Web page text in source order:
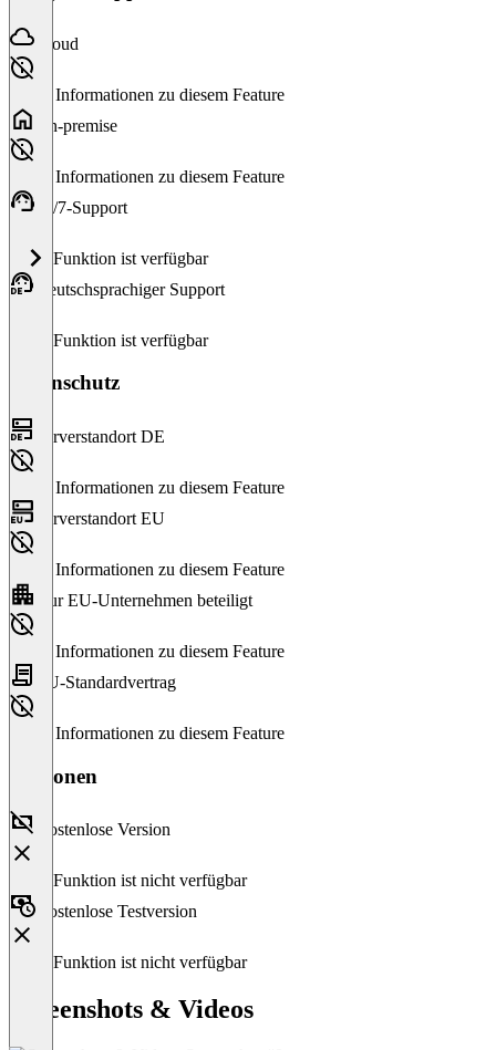
Cloud
Keine Informationen zu diesem Feature
On-premise
Keine Informationen zu diesem Feature
24/7-Support
Diese Funktion ist verfügbar
Deutschsprachiger Support
Diese Funktion ist verfügbar
Datenschutz
Serverstandort DE
Keine Informationen zu diesem Feature
Serverstandort EU
Keine Informationen zu diesem Feature
Nur EU-Unternehmen beteiligt
Keine Informationen zu diesem Feature
EU-Standardvertrag
Keine Informationen zu diesem Feature
Versionen
Kostenlose Version
Diese Funktion ist nicht verfügbar
Kostenlose Testversion
Diese Funktion ist nicht verfügbar
Screenshots & Videos